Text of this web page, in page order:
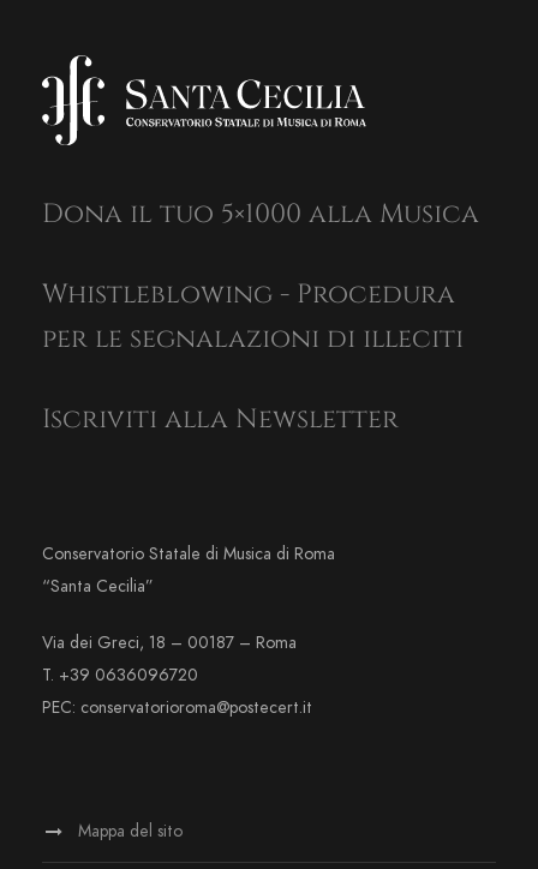
Dona il tuo 5×1000 alla Musica
Whistleblowing - Procedura
per le segnalazioni di illeciti
Iscriviti alla Newsletter
Conservatorio Statale di Musica di Roma
“Santa Cecilia”
Via dei Greci, 18 – 00187 – Roma
T. +39 0636096720
PEC: conservatorioroma@postecert.it
Mappa del sito